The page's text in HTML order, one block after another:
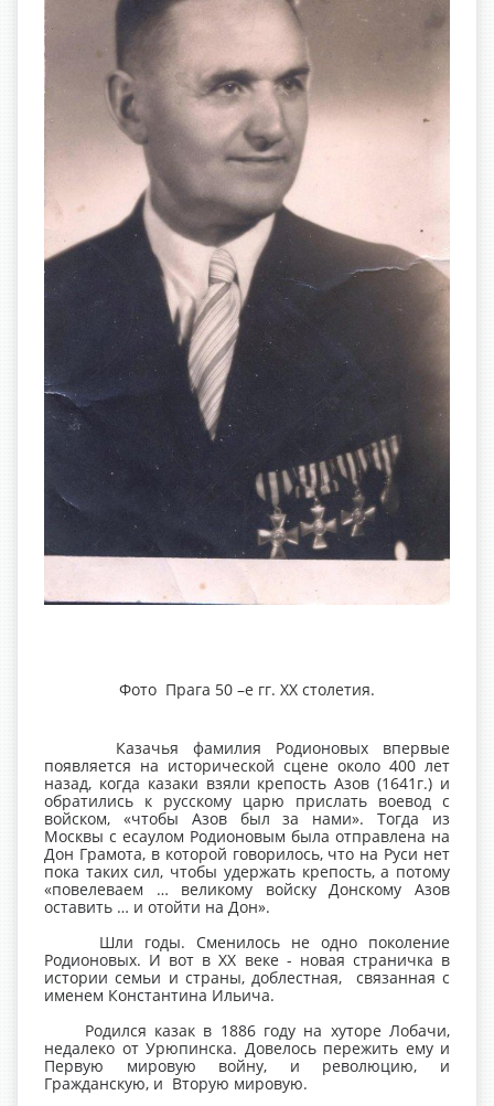
Фото Прага 50 –е гг. ХХ столетия.
Казачья фамилия Родионовых впервые
появляется на исторической сцене около 400 лет
назад, когда казаки взяли крепость Азов (1641г.) и
обратились к русскому царю прислать воевод с
войском, «чтобы Азов был за нами». Тогда из
Москвы с есаулом Родионовым была отправлена на
Дон Грамота, в которой говорилось, что на Руси нет
пока таких сил, чтобы удержать крепость, а потому
«повелеваем … великому войску Донскому Азов
оставить … и отойти на Дон».
Шли годы. Сменилось не одно поколение
Родионовых. И вот в ХХ веке - новая страничка в
истории семьи и страны, доблестная, связанная с
именем Константина Ильича.
Родился казак в 1886 году на хуторе Лобачи,
недалеко от Урюпинска. Довелось пережить ему и
Первую мировую войну, и революцию, и
Гражданскую, и Вторую мировую.